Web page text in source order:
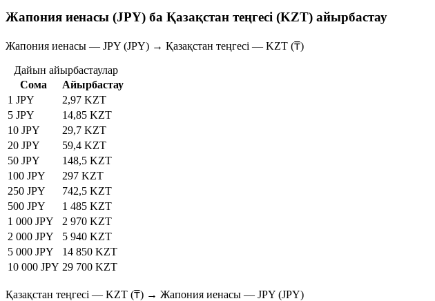
Жапония иенасы (JPY) ба Қазақстан теңгесі (KZT) айырбастау
Жапония иенасы — JPY (JPY) → Қазақстан теңгесі — KZT (₸)
Дайын айырбастаулар
Сома
Айырбастау
1 JPY
2,97 KZT
5 JPY
14,85 KZT
10 JPY
29,7 KZT
20 JPY
59,4 KZT
50 JPY
148,5 KZT
100 JPY
297 KZT
250 JPY
742,5 KZT
500 JPY
1 485 KZT
1 000 JPY
2 970 KZT
2 000 JPY
5 940 KZT
5 000 JPY
14 850 KZT
10 000 JPY 29 700 KZT
Қазақстан теңгесі — KZT (₸) → Жапония иенасы — JPY (JPY)